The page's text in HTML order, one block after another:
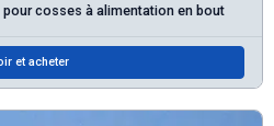
cosses à alimentation en bout
et acheter